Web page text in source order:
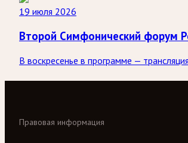
19 июля 2026
Второй Симфонический форум
В воскресенье в программе —
Правовая информация